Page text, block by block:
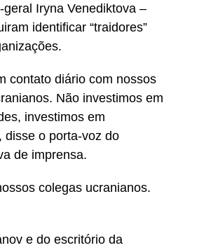
geral Iryna Venediktova –
identificar “traidores”
contato diário com nossos
Não investimos em
investimos em
disse o porta-voz do
de imprensa.
colegas ucranianos.
e do escritório da